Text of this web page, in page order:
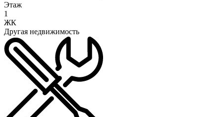
Этаж
1
ЖК
Другая недвижимость